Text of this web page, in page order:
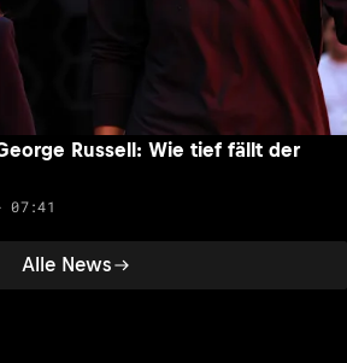
Alle News
Russell: Wie tief fällt der
07:41